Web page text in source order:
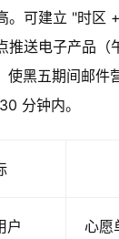
。可建立 "时
推送电子产品
黑五期间邮件
分钟内。
户 心愿